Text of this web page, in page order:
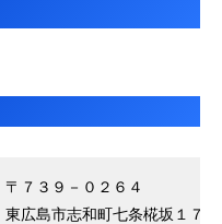
〒７３９－０２６４
東広島市志和町七条椛坂１７